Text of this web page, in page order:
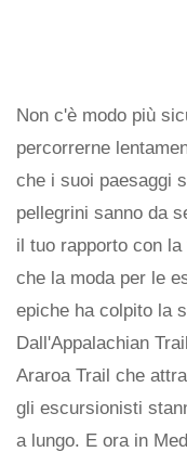
Non c'è modo più
percorrerne
che i suoi paesaggi
pellegrini sanno da
il tuo rapporto con
che la moda per le
epiche ha colpito la
Dall'Appalachian
Araroa Trail che
gli escursionisti
a lungo. E ora in